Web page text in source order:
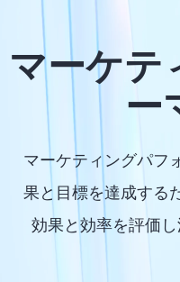
ソリューション
リソース
会社
マーケテ
ー
マーケティングパフ
果と目標を達成する
効果と効率を評価し